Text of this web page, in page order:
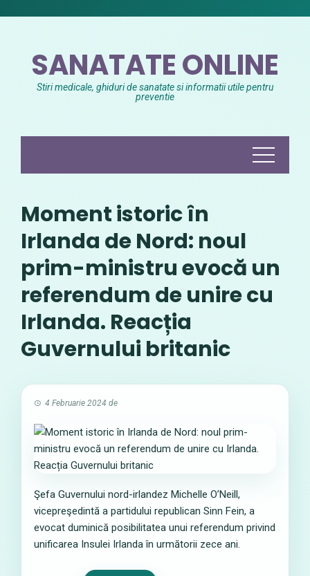
SANATATE ONLINE
Stiri medicale, ghiduri de sanatate si informatii utile pentru
preventie
Moment istoric în
Irlanda de Nord: noul
prim-ministru evocă un
referendum de unire cu
Irlanda. Reacția
Guvernului britanic
4 Februarie 2024 de
Şefa Guvernului nord-irlandez Michelle O’Neill,
vicepreşedintă a partidului republican Sinn Fein, a
evocat duminică posibilitatea unui referendum privind
unificarea Insulei Irlanda în următorii zece ani.